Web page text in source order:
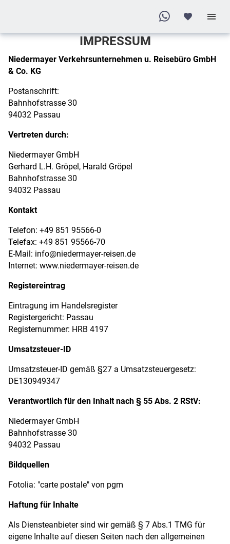
IMPRESSUM
Niedermayer Verkehrsunternehmen u. Reisebüro GmbH
& Co. KG
Postanschrift:
Bahnhofstrasse 30
94032 Passau
Vertreten durch:
Niedermayer GmbH
Gerhard L.H. Gröpel, Harald Gröpel
Bahnhofstrasse 30
94032 Passau
Kontakt
Telefon: +49 851 95566-0
Telefax: +49 851 95566-70
E-Mail: info@niedermayer-reisen.de
Internet: www.niedermayer-reisen.de
Registereintrag
Eintragung im Handelsregister
Registergericht: Passau
Registernummer: HRB 4197
Umsatzsteuer-ID
Umsatzsteuer-ID gemäß §27 a Umsatzsteuergesetz:
DE130949347
Verantwortlich für den Inhalt nach § 55 Abs. 2 RStV:
Niedermayer GmbH
Bahnhofstrasse 30
94032 Passau
Bildquellen
Fotolia: "carte postale" von pgm
Haftung für Inhalte
Als Diensteanbieter sind wir gemäß § 7 Abs.1 TMG für
eigene Inhalte auf diesen Seiten nach den allgemeinen